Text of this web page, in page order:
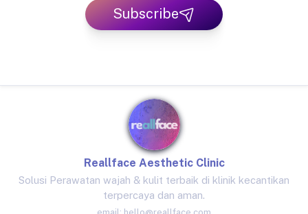
Subscribe
Reallface Aesthetic Clinic
Solusi Perawatan wajah & kulit terbaik di klinik kecantikan
terpercaya dan aman.